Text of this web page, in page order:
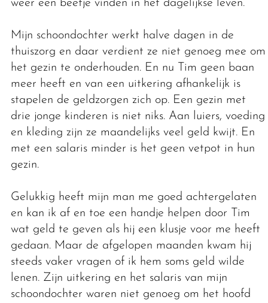
weer een beetje vinden in het dagelijkse leven.
Mijn schoondochter werkt halve dagen in de
thuiszorg en daar verdient ze niet genoeg mee om
het gezin te onderhouden. En nu Tim geen baan
meer heeft en van een uitkering afhankelijk is
stapelen de geldzorgen zich op. Een gezin met
drie jonge kinderen is niet niks. Aan luiers, voeding
en kleding zijn ze maandelijks veel geld kwijt. En
met een salaris minder is het geen vetpot in hun
gezin.
Gelukkig heeft mijn man me goed achtergelaten
en kan ik af en toe een handje helpen door Tim
wat geld te geven als hij een klusje voor me heeft
gedaan. Maar de afgelopen maanden kwam hij
steeds vaker vragen of ik hem soms geld wilde
lenen. Zijn uitkering en het salaris van mijn
schoondochter waren niet genoeg om het hoofd